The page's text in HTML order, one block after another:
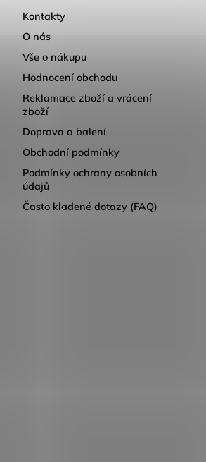
Kontakty
O nás
Vše o nákupu
Hodnocení obchodu
Reklamace zboží a vrácení
zboží
Doprava a balení
Obchodní podmínky
Podmínky ochrany osobních
údajů
Často kladené dotazy (FAQ)